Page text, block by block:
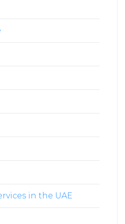
in the UAE